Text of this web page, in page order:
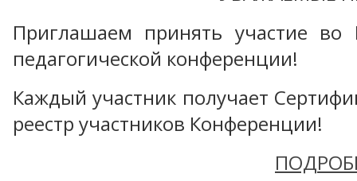
Приглашаем принять участие во
педагогической конференции!
Каждый участник получает
реестр участников Конференции!